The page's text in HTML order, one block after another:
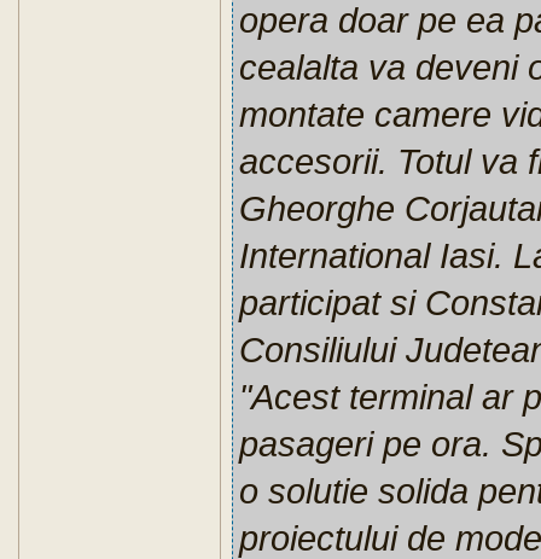
opera doar pe ea
cealalta va deveni
montate camere
accesorii. Totul va
Gheorghe
International Iasi.
participat si
Consiliului
"Acest terminal ar
pasageri pe ora.
o solutie solida
proiectului de